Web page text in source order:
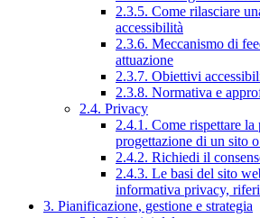
2.3.5. Come rilasciare
accessibilità
2.3.6. Meccanismo di
attuazione
2.3.7. Obiettivi
2.3.8. Normativa e
2.4. Privacy
2.4.1. Come rispettare
progettazione di un sito
2.4.2. Richiedi il
2.4.3. Le basi del sito
informativa privacy,
3. Pianificazione, gestione e strategia